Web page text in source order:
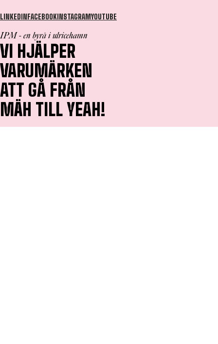
LINKEDIN FACEBOOK INSTAGRAMYOUTUBE
IPM - en byrå i ulricehamn
VI HJÄLPER
VARUMÄRKEN
ATT GÅ FRÅN
MÄH TILL YEAH!